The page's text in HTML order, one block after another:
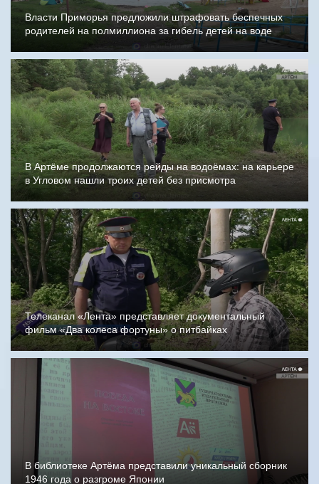
Власти Приморья предложили штрафовать беспечных
родителей на полмиллиона за гибель детей на воде
В Артёме продолжаются рейды на водоёмах: на карьере
в Угловом нашли троих детей без присмотра
Телеканал «Лента» представляет документальный
фильм «Два колеса фортуны» о питбайках
В библиотеке Артёма представили уникальный сборник
1946 года о разгроме Японии